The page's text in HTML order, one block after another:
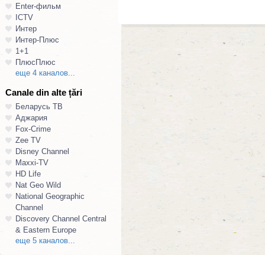
Enter-фильм
ICTV
Интер
Интер-Плюс
1+1
ПлюсПлюс
еще 4 каналов...
Canale din alte țări
Беларусь ТВ
Аджария
Fox-Crime
Zee TV
Disney Channel
Maxxi-TV
HD Life
Nat Geo Wild
National Geographic
Channel
Discovery Channel Central
& Eastern Europe
еще 5 каналов...